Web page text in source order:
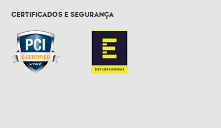
CERTIFICADOS E SEGURANÇA